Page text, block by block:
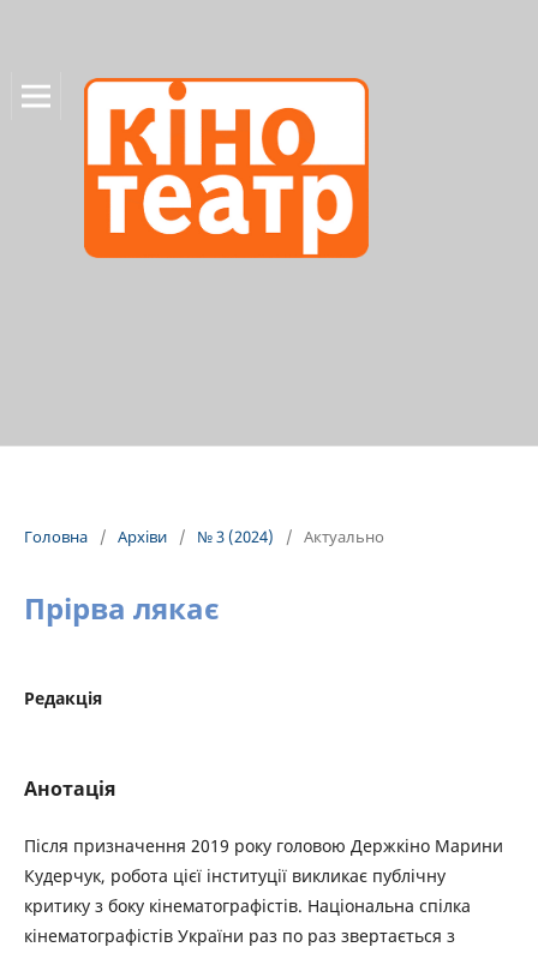
Головна / Архіви / № 3 (2024) / Актуально
Прірва лякає
Редакція
Анотація
Після призначення 2019 року головою Держкіно Марини
Кудерчук, робота цієї інституції викликає публічну
критику з боку кінематографістів. Національна спілка
кінематографістів України раз по раз звертається з